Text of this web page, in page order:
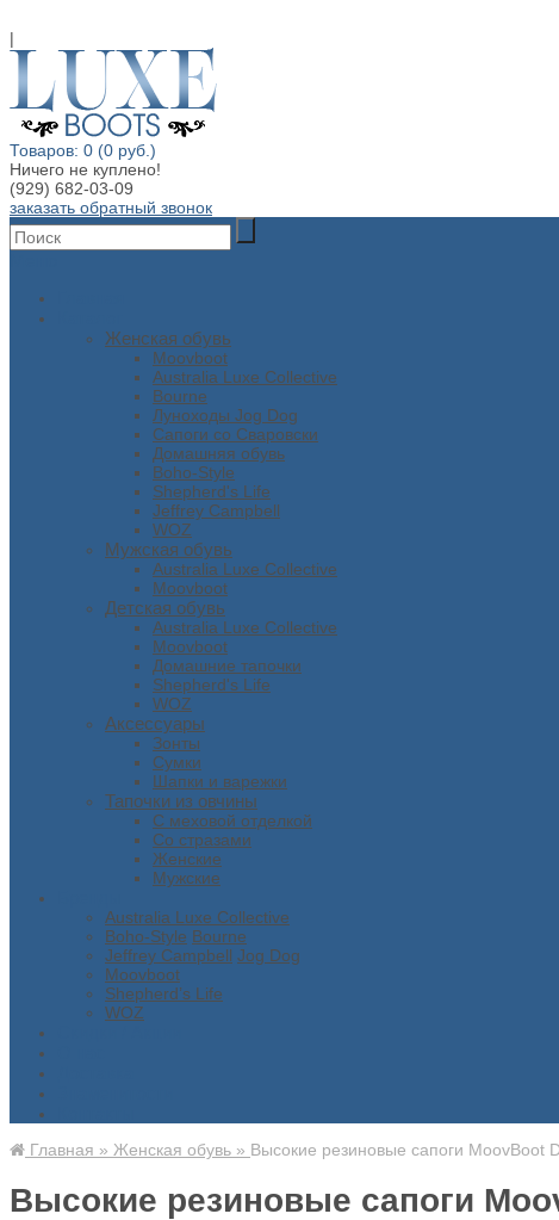
|
Товаров: 0 (0 руб.)
Ничего не куплено!
(929) 682-03-09
заказать обратный звонок
Женская обувь
Moovboot
Australia Luxe Collective
Bourne
Луноходы Jog Dog
Сапоги со Сваровски
Домашняя обувь
Boho-Style
Shepherd's Life
Jeffrey Campbell
WOZ
Мужская обувь
Australia Luxe Collective
Moovboot
Детская обувь
Australia Luxe Collective
Moovboot
Домашние тапочки
Shepherd's Life
WOZ
Аксессуары
Зонты
Сумки
Шапки и варежки
Тапочки из овчины
С меховой отделкой
Со стразами
Женские
Мужские
Australia Luxe Collective
Boho-Style Bourne
Jeffrey Campbell Jog Dog
Moovboot
Shepherd’s Life
WOZ
Главная » Женская обувь » Высокие резиновые сапоги MoovBoot
Высокие резиновые сапоги